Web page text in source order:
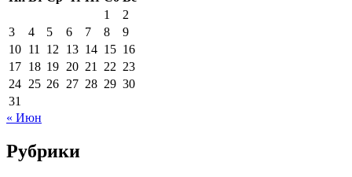
1
2
3
4 5 6 7 8
9
10 11 12 13 14 15 16
17 18 19 20 21 22 23
24 25 26 27 28 29 30
31
« Июн
Рубрики